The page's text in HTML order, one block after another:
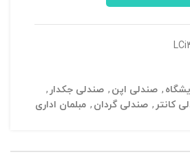
, صندلی اپن , صندلی جکدار ,
کانتر , صندلی گردان , مبلمان اداری